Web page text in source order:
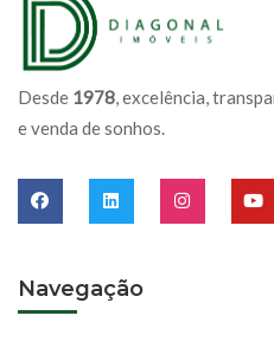
Desde 1978, excelência,
e venda de sonhos.
Navegação